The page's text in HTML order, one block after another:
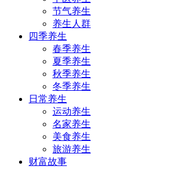
节气养生
养生人群
四季养生
春季养生
夏季养生
秋季养生
冬季养生
日常养生
运动养生
名家养生
美食养生
旅游养生
财富故事